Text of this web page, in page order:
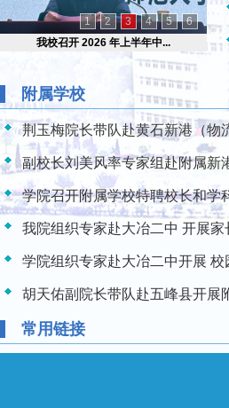
1 2 3 4 5
6
我校召开 2026 年上半年中...
附属学校
荆玉梅院长带队赴黄石新港（物
副校长刘美风率专家组赴附属新
学院召开附属学校特聘校长和学
我院组织专家赴大冶二中 开展家
学院组织专家赴大冶二中开展 校
胡天佑副院长带队赴五峰县开展
常用链接